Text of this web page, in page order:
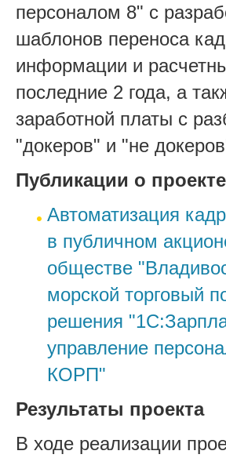
персоналом 8" с
шаблонов переноса
информации и
последние 2 года, а
заработной платы с
"докеров" и "не
Публикации о проекте
Автоматизация
в публичном
обществе
морской торговый
решения
управление
КОРП"
Результаты проекта
В ходе реализации